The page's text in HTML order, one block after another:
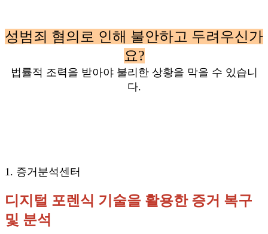
성범죄 혐의로 인해 불안하고 두려우신가
요?
법률적 조력을 받아야 불리한 상황을 막을 수 있습니
다.
1. 증거분석센터
디지털 포렌식 기술을 활용한 증거 복구
및 분석